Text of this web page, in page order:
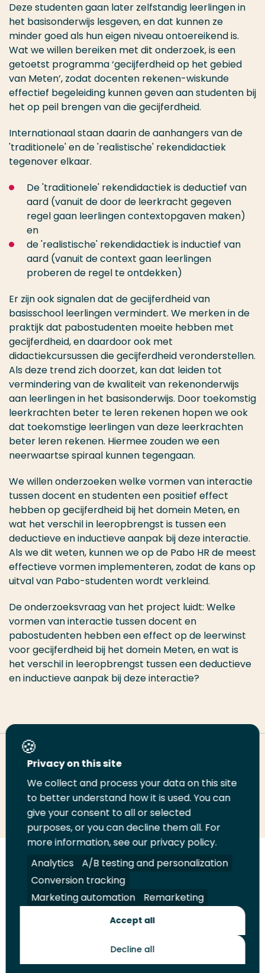
Deze studenten gaan later zelfstandig leerlingen in
het basisonderwijs lesgeven, en dat kunnen ze
minder goed als hun eigen niveau ontoereikend is.
Wat we willen bereiken met dit onderzoek, is een
getoetst programma ‘gecijferdheid op het gebied
van Meten’, zodat docenten rekenen-wiskunde
effectief begeleiding kunnen geven aan studenten bij
het op peil brengen van die gecijferdheid.
Internationaal staan daarin de aanhangers van de
'traditionele' en de 'realistische' rekendidactiek
tegenover elkaar.
De 'traditionele' rekendidactiek is deductief van
aard (vanuit de door de leerkracht gegeven
regel gaan leerlingen contextopgaven maken)
en
de 'realistische' rekendidactiek is inductief van
aard (vanuit de context gaan leerlingen
proberen de regel te ontdekken)
Er zijn ook signalen dat de gecijferdheid van
basisschool leerlingen vermindert. We merken in de
praktijk dat pabostudenten moeite hebben met
gecijferdheid, en daardoor ook met
didactiekcursussen die gecijferdheid veronderstellen.
Als deze trend zich doorzet, kan dat leiden tot
vermindering van de kwaliteit van rekenonderwijs
aan leerlingen in het basisonderwijs. Door toekomstig
leerkrachten beter te leren rekenen hopen we ook
dat toekomstige leerlingen van deze leerkrachten
beter leren rekenen. Hiermee zouden we een
neerwaartse spiraal kunnen tegengaan.
We willen onderzoeken welke vormen van interactie
tussen docent en studenten een positief effect
hebben op gecijferdheid bij het domein Meten, en
wat het verschil in leeropbrengst is tussen een
deductieve en inductieve aanpak bij deze interactie.
Als we dit weten, kunnen we op de Pabo HR de meest
effectieve vormen implementeren, zodat de kans op
uitval van Pabo-studenten wordt verkleind.
De onderzoeksvraag van het project luidt: Welke
vormen van interactie tussen docent en
pabostudenten hebben een effect op de leerwinst
voor gecijferdheid bij het domein Meten, en wat is
het verschil in leeropbrengst tussen een deductieve
en inductieve aanpak bij deze interactie?
Deel deze pagina
Deel
LinkedIn
Deel
op
Twitter
Deel
op
Facebook
Email
deze
pagina
Print
deze
pagina
Volg
ons
op
LinkedIn
Volg
ons
op
Facebook
Volg
ons
op
YouTube
Volg
ons
op
Instagram
Juridisch Security A-Z Index
Contact
Toekomstmakers
Privacy on this site
We collect and process your data on this site
to better understand how it is used. You can
give your consent to all or selected
purposes, or you can decline them all. For
more information, see our privacy policy.
Analytics
A/B testing and personalization
Conversion tracking
Marketing automation
Remarketing
Accept all
Decline all